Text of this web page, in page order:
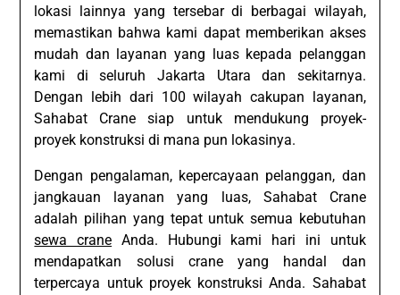
lokasi lainnya yang tersebar di berbagai wilayah,
memastikan bahwa kami dapat memberikan akses
mudah dan layanan yang luas kepada pelanggan
kami di seluruh Jakarta Utara dan sekitarnya.
Dengan lebih dari 100 wilayah cakupan layanan,
Sahabat Crane siap untuk mendukung proyek-
proyek konstruksi di mana pun lokasinya.
Dengan pengalaman, kepercayaan pelanggan, dan
jangkauan layanan yang luas, Sahabat Crane
adalah pilihan yang tepat untuk semua kebutuhan
sewa crane Anda. Hubungi kami hari ini untuk
mendapatkan solusi crane yang handal dan
terpercaya untuk proyek konstruksi Anda. Sahabat